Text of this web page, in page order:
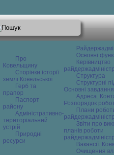
Про
Ковельщину
Сторінки історії
землі Ковельської
Герб та
прапор
Паспорт
району
Адміністративно-
територіальний
устрій
Природні
ресурси
Основні
Керівництво
Структура
Структурні
Основні завдання
Адреса.
Розпорядок
Плани
Звіти про
планів роботи
Вакансії.
Очищення